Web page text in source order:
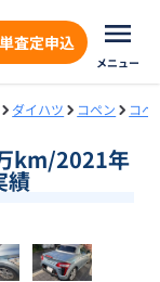
査定申込
メニュー
ダイハツ コペン コペ
km/2021年
績
1/18